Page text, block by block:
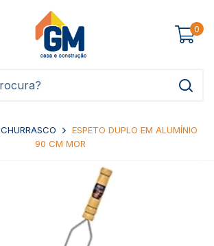
0
CHURRASCO
ESPETO DUPLO EM ALUMÍNIO
90 CM MOR